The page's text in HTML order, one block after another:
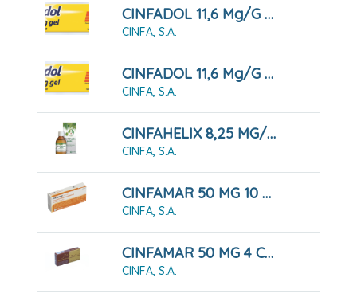
CINFADOL 11,6 Mg/g GEL , 1 Tubo De 60 G
CINFA, S.A.
CINFADOL 11,6 Mg/g GEL,1 Tubo De 100 G
CINFA, S.A.
CINFAHELIX 8,25 MG/ML JARABE 100 ML
CINFA, S.A.
CINFAMAR 50 MG 10 COMPRIMIDOS RECUBIERTOS
CINFA, S.A.
CINFAMAR 50 MG 4 COMPRIMIDOS RECUBIERTOS
CINFA, S.A.